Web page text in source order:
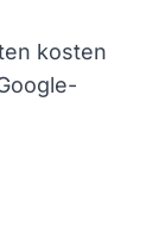
kosten